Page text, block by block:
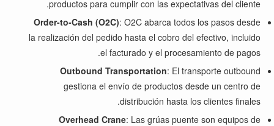
productos para cumplir con las expectativas del cliente.
Order-to-Cash (O2C): O2C abarca todos los pasos desde
la realización del pedido hasta el cobro del efectivo, incluido
el facturado y el procesamiento de pagos.
Outbound Transportation: El transporte outbound
gestiona el envío de productos desde un centro de
distribución hasta los clientes finales.
Overhead Crane: Las grúas puente son equipos de